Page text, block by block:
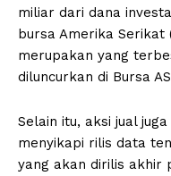
miliar dari dana
bursa Amerika Serikat
merupakan yang
diluncurkan di Bursa
Selain itu, aksi jual
menyikapi rilis data
yang akan dirilis akhir